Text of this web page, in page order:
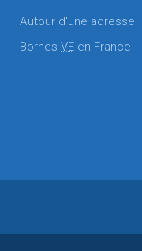
Autour d'une adresse
Bornes VE en France